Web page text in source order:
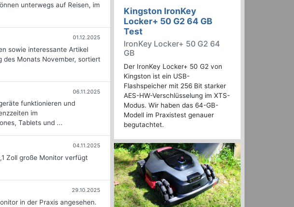
unterwegs auf Reisen, im
01.12.2025
sowie interessante Artikel
des Monats November, sortiert
06.11.2025
funktionieren und
im
Tablets und ...
04.11.2025
Zoll große Monitor verfügt
29.10.2025
in der Praxis angesehen.
Kingston IronKey
Locker+ 50 G2 64 GB
Test
IronKey Locker+ 50 G2 64
GB
Der IronKey Locker+ 50 G2 von
Kingston ist ein USB-
Flashspeicher mit 256 Bit starker
AES-HW-Verschlüsselung im XTS-
Modus. Wir haben das 64-GB-
Modell im Praxistest genauer
begutachtet.